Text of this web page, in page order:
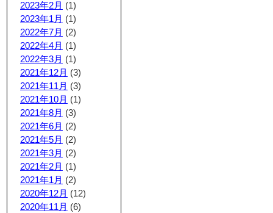
2023年2月 (1)
2023年1月 (1)
2022年7月 (2)
2022年4月 (1)
2022年3月 (1)
2021年12月 (3)
2021年11月 (3)
2021年10月 (1)
2021年8月 (3)
2021年6月 (2)
2021年5月 (2)
2021年3月 (2)
2021年2月 (1)
2021年1月 (2)
2020年12月 (12)
2020年11月 (6)